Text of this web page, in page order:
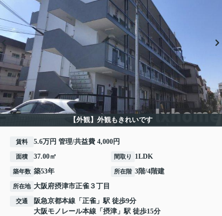
【外観】外観もきれいです
賃料 5.6万円 管理/共益費 4,000円
面積 37.00㎡ 間取り 1LDK
築年数 築53年 所在階 3階/4階建
所在地 大阪府摂津市正雀 ３丁目
交通 阪急京都本線 「 正雀 」駅 徒歩9分
大阪モノレール本線 「 摂津 」駅 徒歩15分